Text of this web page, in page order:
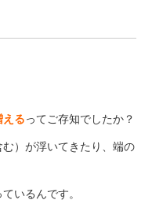
えるってご存知でしたか？
）が浮いてきたり、端の
いるんです。